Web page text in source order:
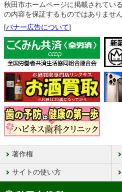
秋田市ホームページに掲載されてい
の内容を保証するものではありません
[バナー広告について]
著作権
サイトの使い方